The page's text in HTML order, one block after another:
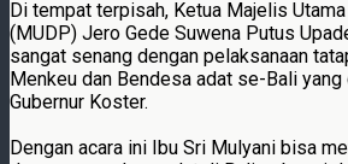
Di tempat terpisah, Ketua Majelis
(MUDP) Jero Gede Suwena Putus
sangat senang dengan pelaksanaan
Menkeu dan Bendesa adat se-Bali
Gubernur Koster.
Dengan acara ini Ibu Sri Mulyani bisa